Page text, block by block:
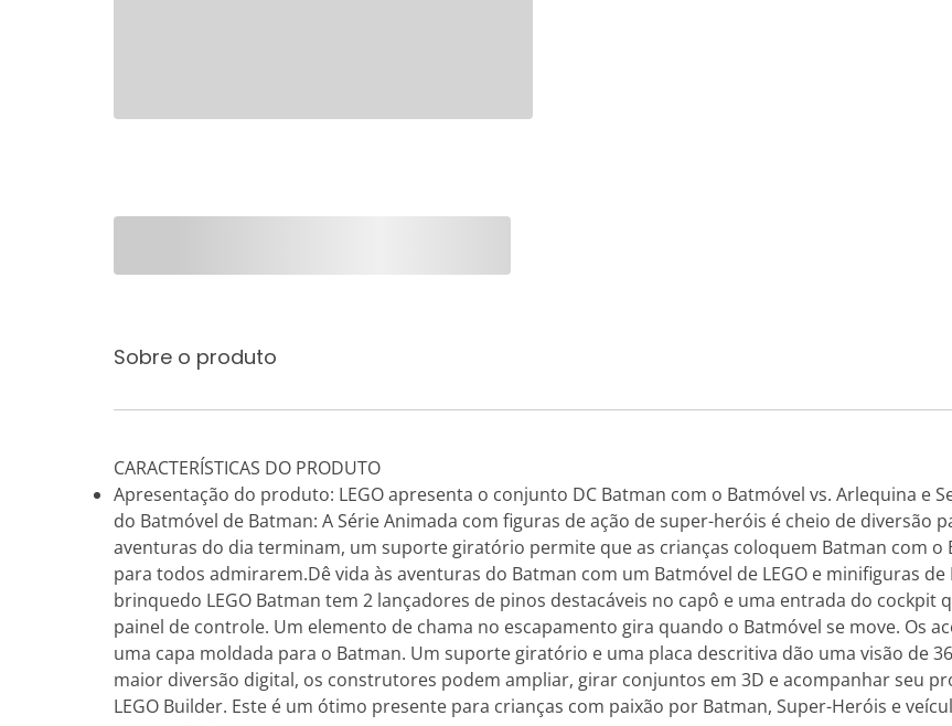
Sobre o produto
CARACTERÍSTICAS DO PRODUTO
Apresentação do produto: LEGO apresenta o conjunto DC Batman com o Batmóvel vs. Arlequina e
do Batmóvel de Batman: A Série Animada com figuras de ação de super-heróis é cheio de diversão
aventuras do dia terminam, um suporte giratório permite que as crianças coloquem Batman com o
para todos admirarem.Dê vida às aventuras do Batman com um Batmóvel de LEGO e minifiguras
brinquedo LEGO Batman tem 2 lançadores de pinos destacáveis no capô e uma entrada do cockpit
painel de controle. Um elemento de chama no escapamento gira quando o Batmóvel se move. Os
uma capa moldada para o Batman. Um suporte giratório e uma placa descritiva dão uma visão de
maior diversão digital, os construtores podem ampliar, girar conjuntos em 3D e acompanhar seu
LEGO Builder. Este é um ótimo presente para crianças com paixão por Batman, Super-Heróis e